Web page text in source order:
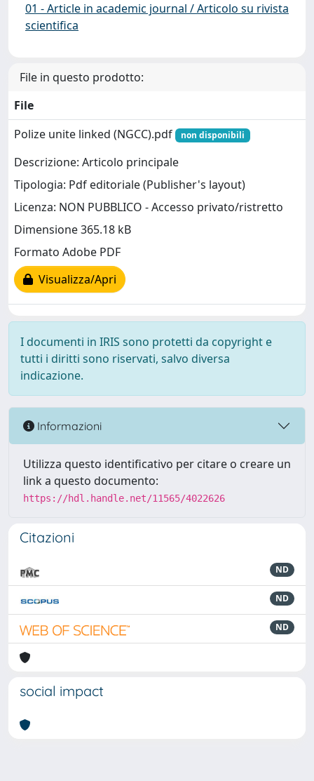
01 - Article in academic journal / Articolo su rivista
scientifica
File in questo prodotto:
File
Polize unite linked (NGCC).pdf
non disponibili
Descrizione: Articolo principale
Tipologia: Pdf editoriale (Publisher's layout)
Licenza: NON PUBBLICO - Accesso privato/ristretto
Dimensione 365.18 kB
Formato Adobe PDF
Visualizza/Apri
I documenti in IRIS sono protetti da copyright e
tutti i diritti sono riservati, salvo diversa
indicazione.
Informazioni
Utilizza questo identificativo per citare o creare un
link a questo documento:
https://hdl.handle.net/11565/4022626
Citazioni
ND
ND
ND
social impact